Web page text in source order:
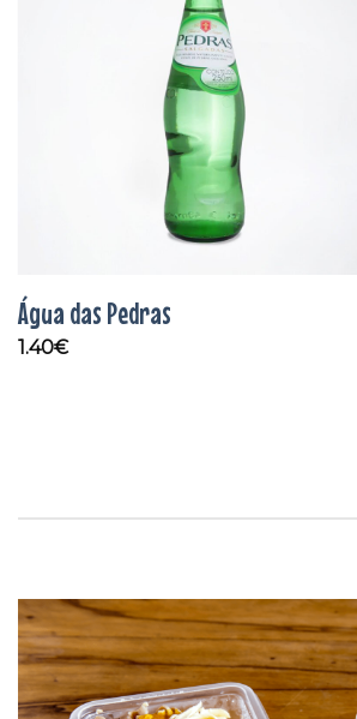
Água das Pedras
1.40€